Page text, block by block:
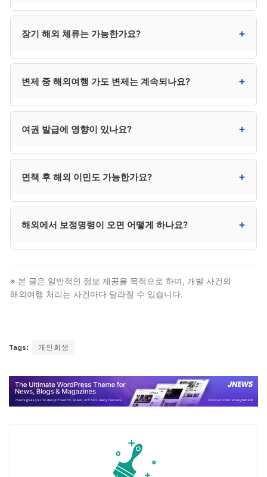
발령되지 않습니다. 일반 채무자는 자유롭게 출국
장기 해외 체류는 가능한가요? +
대리인을 통해 법원에 사전 신고하는 것이 안전합니다.
변제 중 해외여행 가도 변제는 계속되나요? +
변제가 정상 진행됩니다. 통장 잔액 확인은 필수입니다.
여권 발급에 영향이 있나요? +
가능합니다.
면책 후 해외 이민도 가능한가요? +
이민에 어떠한 제약도 없습니다.
해외에서 보정명령이 오면 어떻게 하나요? +
해외에서도 이메일·우편 등으로 제출 가능합니다. 14일
기한 준수가 핵심입니다.
※ 본 글은 일반적인 정보 제공을 목적으로 하며, 개별 사건의
해외여행 처리는 사건마다 달라질 수 있습니다.
Tags: 개인회생